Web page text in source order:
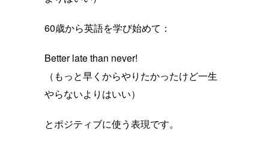
60歳から英語を学び始めて：
Better late than never!
（もっと早くからやりたかったけど一生
やらないよりはいい）
とポジティブに使う表現です。